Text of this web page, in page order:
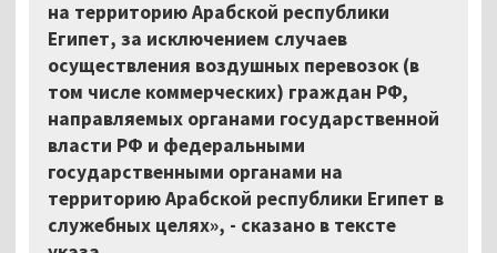
на территорию Арабской республики
Египет, за исключением случаев
осуществления воздушных перевозок (в
том числе коммерческих) граждан РФ,
направляемых органами государственной
власти РФ и федеральными
государственными органами на
территорию Арабской республики Египет в
служебных целях», - сказано в тексте